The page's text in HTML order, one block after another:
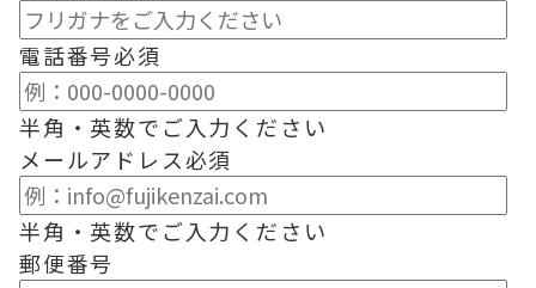
電話番号必須
半角・英数でご入力ください
メールアドレス必須
半角・英数でご入力ください
郵便番号